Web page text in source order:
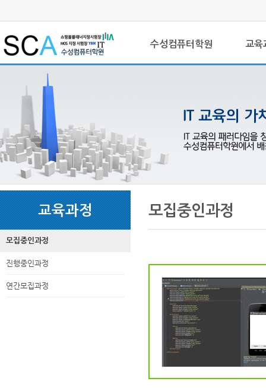
크인
메
수성컴퓨터학원 교육
본
문
내
용
하
위
메
뉴
교육과정
모집중인과정
진행중인과정
연간모집과정
링
크
본
문
모집중인과정